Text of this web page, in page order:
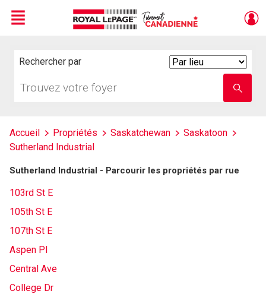
Menu
Rechercher par
votre
nom
Accueil Propriétés Saskatchewan
Saskatoon
Sutherland Industrial
Sutherland Industrial - Parcourir les propriétés par rue
103rd St E
105th St E
107th St E
Aspen Pl
Central Ave
College Dr